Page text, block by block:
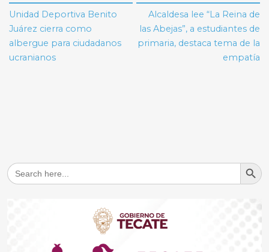
de
entradas
Unidad Deportiva Benito
Juárez cierra como
albergue para ciudadanos
ucranianos
Alcaldesa lee “La Reina de
las Abejas”, a estudiantes de
primaria, destaca tema de la
empatía
Search
for:
Search